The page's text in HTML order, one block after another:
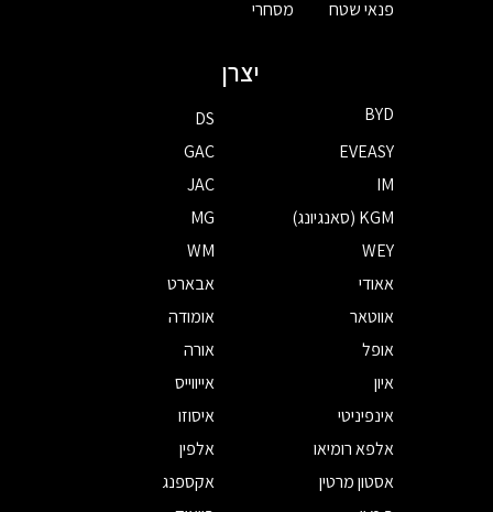
פנאי שטח
מסחרי
יצרן
BYD
DS
EVEASY
GAC
IM
JAC
KGM (סאנגיונג)
MG
WEY
WM
אאודי
אבארט
אווטאר
אומודה
אופל
אורה
איון
אייווייס
אינפיניטי
איסוזו
אלפא רומיאו
אלפין
אסטון מרטין
אקספנג